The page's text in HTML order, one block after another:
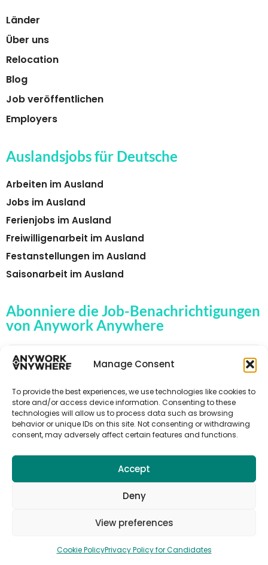
Manage Consent
To provide the best experiences, we use technologies like cookies to
store and/or access device information. Consenting to these
technologies will allow us to process data such as browsing
behavior or unique IDs on this site. Not consenting or withdrawing
consent, may adversely affect certain features and functions.
Accept
Deny
View preferences
Cookie PolicyPrivacy Policy for Candidates
Länder
Über uns
Relocation
Blog
Job veröffentlichen
Employers
Auslandsjobs für Deutsche
Arbeiten im Ausland
Jobs im Ausland
Ferienjobs im Ausland
Freiwilligenarbeit im Ausland
Festanstellungen im Ausland
Saisonarbeit im Ausland
Abonniere die Job-Benachrichtigungen
von Anywork Anywhere
🌟JOB-ALERTS ERHALTEN
© 2026 Anywork Anywhere |Terms and Privacy